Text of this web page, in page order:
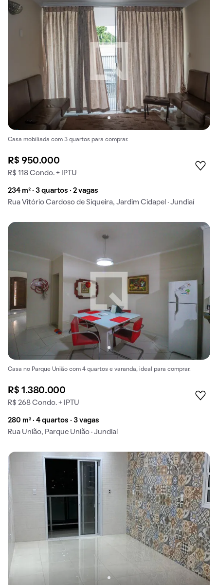
Casa mobiliada com 3 quartos para comprar.
R$ 950.000
R$ 118 Condo. + IPTU
234 m² · 3 quartos · 2 vagas
Rua Vitório Cardoso de Siqueira, Jardim Cidapel · Jundiaí
Casa no Parque União com 4 quartos e varanda, ideal para comprar.
R$ 1.380.000
R$ 268 Condo. + IPTU
280 m² · 4 quartos · 3 vagas
Rua União, Parque União · Jundiaí